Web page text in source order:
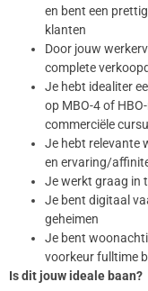
en bent een
klanten
Door jouw
complete
Je hebt idealiter
op MBO-4 of
commerciële
Je hebt relevante
en ervaring/
Je werkt graag in
Je bent digitaal
geheimen
Je bent
voorkeur fulltime
Is dit jouw ideale baan?